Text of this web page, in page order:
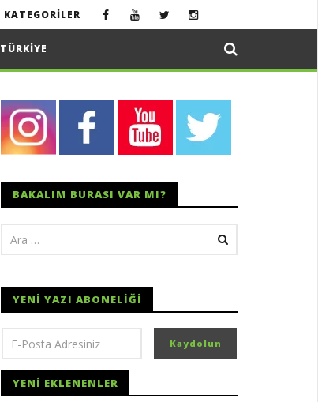
KATEGORILER
TÜRKIYE
BAKALIM BURASI VAR MI?
YENI YAZI ABONELIĞI
YENI EKLENENLER